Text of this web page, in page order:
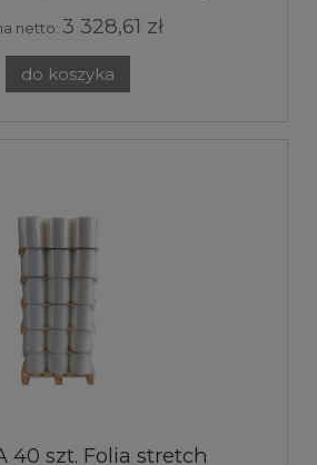
netto: 3 328,61 zł
do koszyka
40 szt. Folia stretch